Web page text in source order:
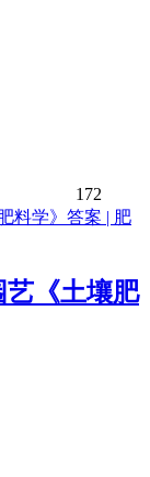
172
艺《土壤肥